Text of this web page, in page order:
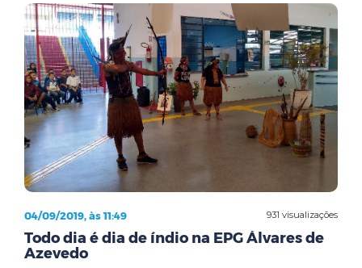
931 visualizações
04/09/2019, às 11:49
Todo dia é dia de índio na EPG Álvares de
Azevedo